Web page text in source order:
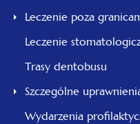
Leczenie poza
Leczenie
Trasy dentobusu
Szczególne
Wydarzenia